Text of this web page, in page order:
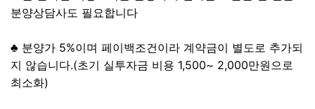
분양상담사도 필요합니다
♣ 분양가 5%이며 페이백조건이라 계약금이 별도로 추가되
지 않습니다.(초기 실투자금 비용 1,500~ 2,000만원으로
최소화)